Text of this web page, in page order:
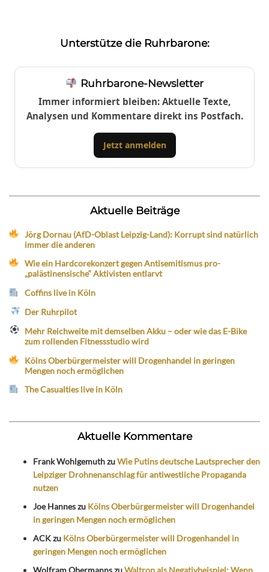
Unterstütze die Ruhrbarone:
Ruhrbarone-Newsletter
Immer informiert bleiben: Aktuelle Texte,
Analysen und Kommentare direkt ins Postfach.
Jetzt anmelden
Aktuelle Beiträge
Jörg Dornau (AfD-Oblast Leipzig-Land): Korrupt sind natürlich
immer die anderen
Wie ein Hardcorekonzert gegen Antisemitismus pro-
„palästinensische“ Aktivisten entlarvt
Coffins live in Köln
Der Ruhrpilot
Mehr Reichweite mit demselben Akku – oder wie das E-Bike
zum rollenden Fitnessstudio wird
Kölns Oberbürgermeister will Drogenhandel in geringen
Mengen noch ermöglichen
The Casualties live in Köln
Aktuelle Kommentare
Frank WohlgemuthzuWie Putins deutsche Lautsprecher den
Leipziger Drohnenanschlag für antiwestliche Propaganda
nutzen
Joe Hanneszu Kölns Oberbürgermeister will Drogenhandel
in geringen Mengen noch ermöglichen
ACKzu Kölns Oberbürgermeister will Drogenhandel in
geringen Mengen noch ermöglichen
Wolfram ObermannszuWaltrop als Negativbeispiel: Wenn